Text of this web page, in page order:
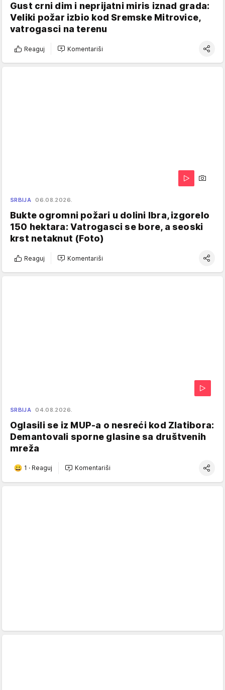
Gust crni dim i neprijatni miris iznad grada:
Veliki požar izbio kod Sremske Mitrovice,
vatrogasci na terenu
Reaguj Komentariši
SRBIJA 06.08.2026.
Bukte ogromni požari u dolini Ibra, izgorelo
150 hektara: Vatrogasci se bore, a seoski
krst netaknut (Foto)
Reaguj Komentariši
SRBIJA 04.08.2026.
Oglasili se iz MUP-a o nesreći kod Zlatibora:
Demantovali sporne glasine sa društvenih
mreža
1 · Reaguj Komentariši